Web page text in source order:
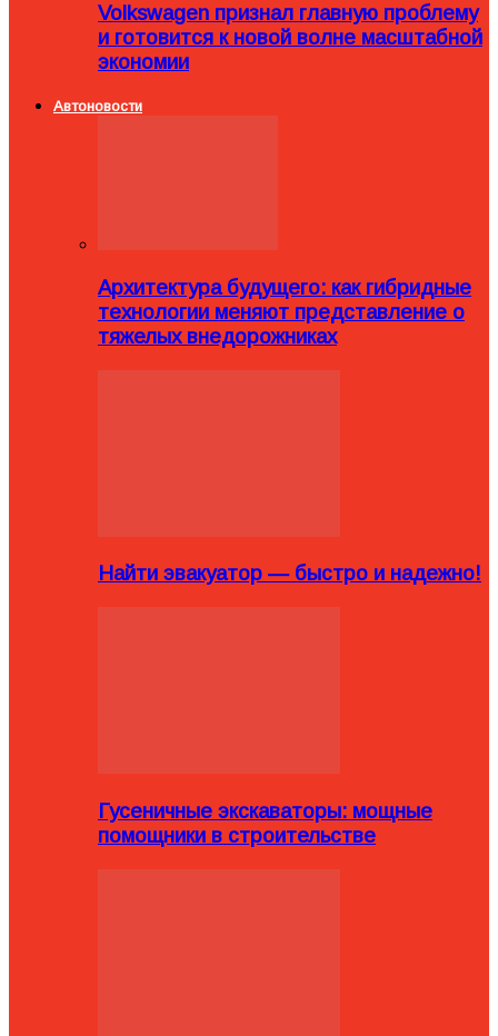
Volkswagen признал главную проблему
и готовится к новой волне масштабной
экономии
Автоновости
Архитектура будущего: как гибридные
технологии меняют представление о
тяжелых внедорожниках
Найти эвакуатор — быстро и надежно!
Гусеничные экскаваторы: мощные
помощники в строительстве